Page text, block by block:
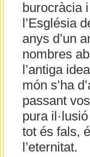
burocràcia
l’Església
anys d’un
nombres
l’antiga
món s’ha
passant
pura
tot és fals,
l’eternitat.